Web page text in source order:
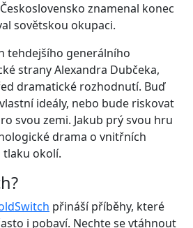
znamenal konec
sovětskou okupaci.
tehdejšího generálního
strany Alexandra Dubčeka,
dramatické rozhodnutí. Buď
ideály, nebo bude riskovat
svou zemi. Jakub prý svou hru
drama o vnitřních
tlaku okolí.
přináší příběhy, které
i pobaví. Nechte se vtáhnout